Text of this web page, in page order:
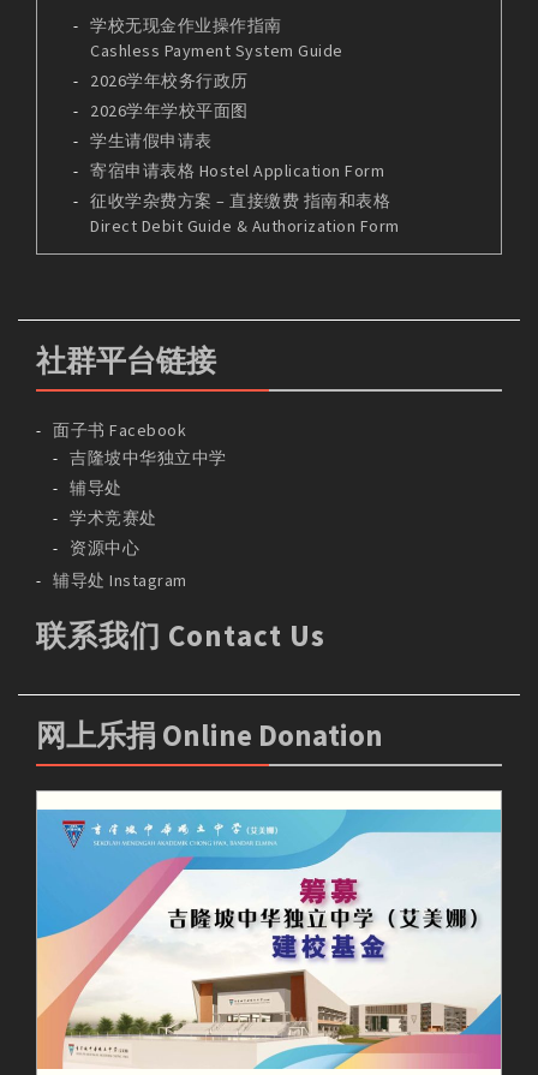
学校无现金作业操作指南
Cashless Payment System Guide
2026学年校务行政历
2026学年学校平面图
学生请假申请表
寄宿申请表格 Hostel Application Form
征收学杂费方案 – 直接缴费 指南和表格
Direct Debit Guide & Authorization Form
社群平台链接
面子书 Facebook
吉隆坡中华独立中学
辅导处
学术竞赛处
资源中心
辅导处 Instagram
联系我们 Contact Us
网上乐捐 Online Donation